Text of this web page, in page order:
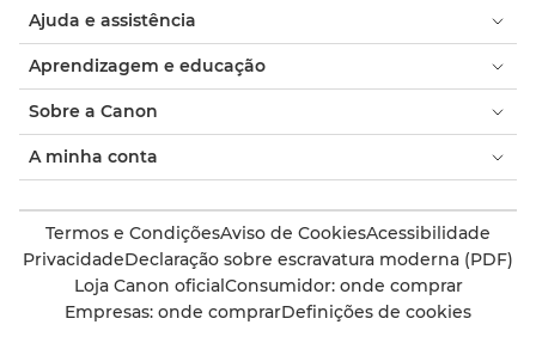
Ajuda e assistência
Aprendizagem e educação
Sobre a Canon
A minha conta
Termos e CondiçõesAviso de CookiesAcessibilidade
PrivacidadeDeclaração sobre escravatura moderna (PDF)
Loja Canon oficialConsumidor: onde comprar
Empresas: onde comprarDefinições de cookies